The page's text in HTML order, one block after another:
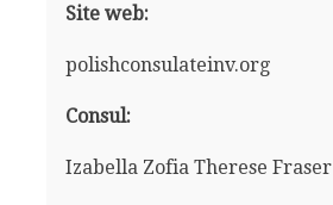
Site web:
polishconsulateinv.org
Consul:
Izabella Zofia Therese Fraser